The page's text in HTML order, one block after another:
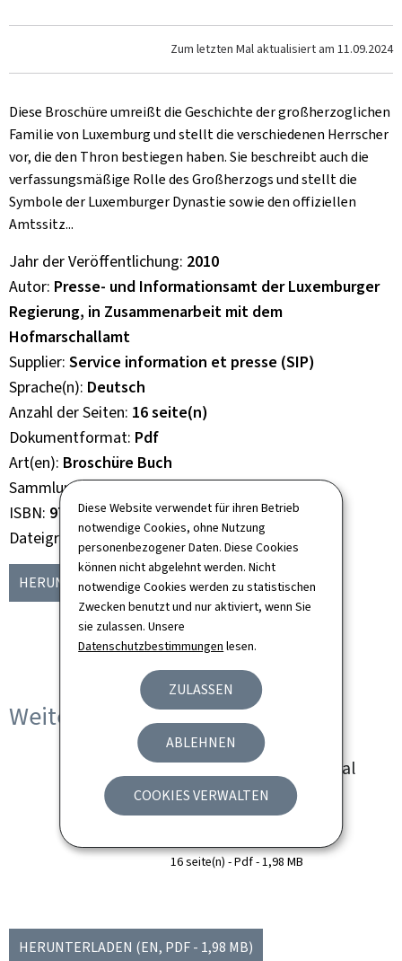
Diese Website verwendet für ihren Betrieb
notwendige Cookies, ohne Nutzung
personenbezogener Daten. Diese Cookies
können nicht abgelehnt werden. Nicht
notwendige Cookies werden zu statistischen
Zwecken benutzt und nur aktiviert, wenn Sie
sie zulassen. Unsere
Datenschutzbestimmungen lesen.
ZULASSEN
ABLEHNEN
COOKIES VERWALTEN
Zum letzten Mal aktualisiert am 11.09.2024
Diese Broschüre umreißt die Geschichte der großherzoglichen
Familie von Luxemburg und stellt die verschiedenen Herrscher
vor, die den Thron bestiegen haben. Sie beschreibt auch die
verfassungsmäßige Rolle des Großherzogs und stellt die
Symbole der Luxemburger Dynastie sowie den offiziellen
Amtssitz...
Jahr der Veröffentlichung 2010
Autor Presse- und Informationsamt der Luxemburger
Regierung, in Zusammenarbeit mit dem
Hofmarschallamt
Supplier Service information et presse (SIP)
Sprache(n) Deutsch
Anzahl der Seiten 16 seite(n)
Dokumentformat Pdf
Art(en) Broschüre Buch
Sammlung Apropos ...
ISBN 978-2-87999-210-5
Dateigröße 1,98 MB
HERUNTERLADEN(DE, PDF - 1,98 MB)
Weitere Sprachen
About... the Grand-Ducal
Family
16 seite(n) Pdf 1,98 MB
HERUNTERLADEN (EN, PDF - 1,98 MB)